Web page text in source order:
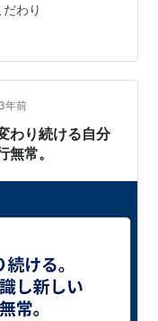
じている。それも
の何かに不安を
している。その事
わろうとする必要
自然です。無理な
であって、…
わり
3年前
わり続ける自分
常。